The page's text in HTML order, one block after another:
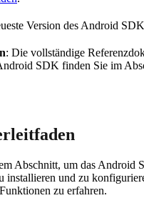
Version des Android
: Die vollständige
SDK finden Sie im
Abschnitt, um das Android
installieren und zu
zu erfahren.